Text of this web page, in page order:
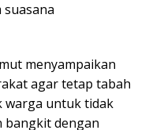
menyampaikan
agar tetap tabah
warga untuk tidak
bangkit dengan